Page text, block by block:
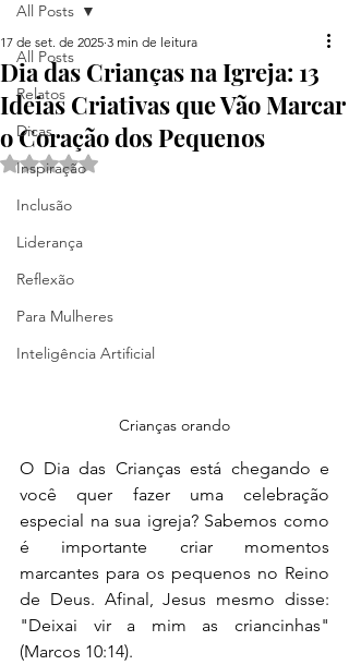
All Posts
Relatos
Dicas
Inspiração
Inclusão
Liderança
Reflexão
Para Mulheres
Inteligência Artificial
All Posts
Dia das Crianças na Igreja: 13
Ideias Criativas que Vão Marcar
o Coração dos Pequenos
17 de set. de 2025 3 min de leitura
Avaliado com NaN de 5 estrelas.
Crianças orando
O Dia das Crianças está chegando e
você quer fazer uma celebração
especial na sua igreja? Sabemos como
é importante criar momentos
marcantes para os pequenos no Reino
de Deus. Afinal, Jesus mesmo disse:
"Deixai vir a mim as criancinhas"
(Marcos 10:14).